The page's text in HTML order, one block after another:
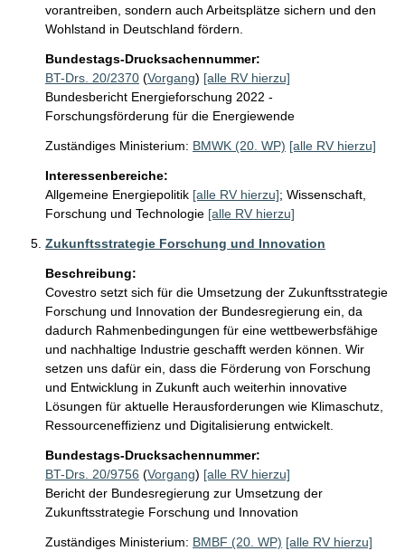
vorantreiben, sondern auch Arbeitsplätze sichern und den
Wohlstand in Deutschland fördern.
Bundestags-Drucksachennummer:
BT-Drs. 20/2370 (Vorgang) [alle RV hierzu]
Bundesbericht Energieforschung 2022 -
Forschungsförderung für die Energiewende
Zuständiges Ministerium: BMWK (20. WP) [alle RV hierzu]
Interessenbereiche:
Allgemeine Energiepolitik [alle RV hierzu]; Wissenschaft,
Forschung und Technologie [alle RV hierzu]
Zukunftsstrategie Forschung und Innovation
Beschreibung:
Covestro setzt sich für die Umsetzung der Zukunftsstrategie
Forschung und Innovation der Bundesregierung ein, da
dadurch Rahmenbedingungen für eine wettbewerbsfähige
und nachhaltige Industrie geschafft werden können. Wir
setzen uns dafür ein, dass die Förderung von Forschung
und Entwicklung in Zukunft auch weiterhin innovative
Lösungen für aktuelle Herausforderungen wie Klimaschutz,
Ressourceneffizienz und Digitalisierung entwickelt.
Bundestags-Drucksachennummer:
BT-Drs. 20/9756 (Vorgang) [alle RV hierzu]
Bericht der Bundesregierung zur Umsetzung der
Zukunftsstrategie Forschung und Innovation
Zuständiges Ministerium: BMBF (20. WP) [alle RV hierzu]